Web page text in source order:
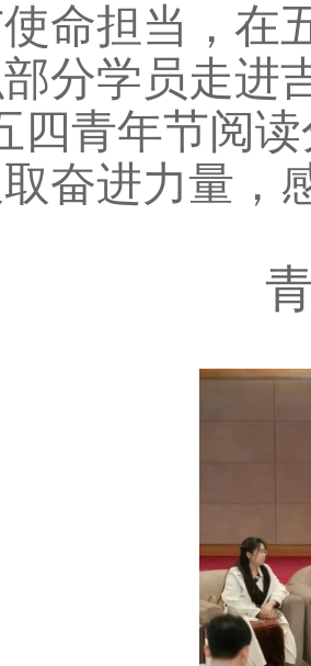
命担当，在
分学员走进
青年节阅读
奋进力量，